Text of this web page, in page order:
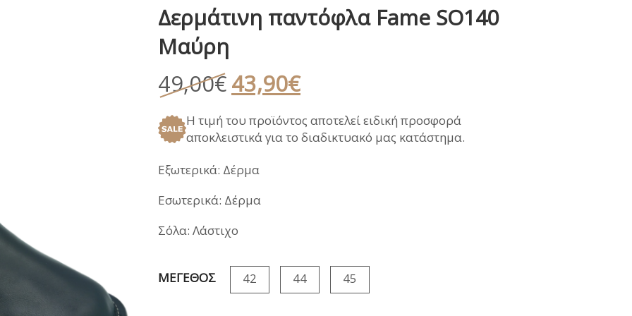
ΑΝΑΤΟΜΙΚΑ ΚΑΛΟΚΑΙΡΙ
ΠΑΝΤΟΦΛΕΣ ΧΕΙΜΩΝΑΣ
ΓΑΛΟΤΣΕΣ / APRE
Δερμάτινη παντόφλα Fame SO140
Μαύρη
49,00€ Original
price
was:
49,00€.
43,90€Η
τρέχουσα
τιμή
είναι:
Η τιμή του προϊόντος αποτελεί ειδική προσφορά
αποκλειστικά για το διαδικτυακό μας κατάστημα.
Εξωτερικά: Δέρμα
Εσωτερικά: Δέρμα
Σόλα: Λάστιχο
ΜΕΓΕΘΟΣ 42 44 45